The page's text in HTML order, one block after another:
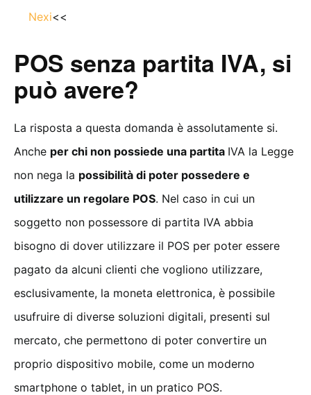
Nexi<<
POS senza partita IVA, si
può avere?
La risposta a questa domanda è assolutamente si.
Anche per chi non possiede una partita IVA la Legge
non nega la possibilità di poter possedere e
utilizzare un regolare POS. Nel caso in cui un
soggetto non possessore di partita IVA abbia
bisogno di dover utilizzare il POS per poter essere
pagato da alcuni clienti che vogliono utilizzare,
esclusivamente, la moneta elettronica, è possibile
usufruire di diverse soluzioni digitali, presenti sul
mercato, che permettono di poter convertire un
proprio dispositivo mobile, come un moderno
smartphone o tablet, in un pratico POS.